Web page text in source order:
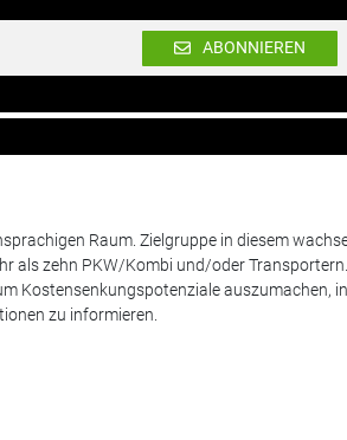
ABONNIEREN
Raum. Zielgruppe in diesem
als zehn PKW/Kombi und/oder
Kostensenkungspotenziale auszumachen,
zu informieren.